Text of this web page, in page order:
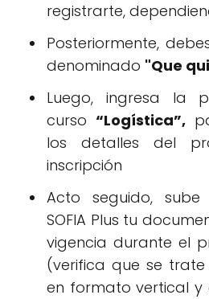
registrarte,
Posteriormente,
denominado "Que
Luego, ingresa la
curso “Logística”,
los detalles del
inscripción
Acto seguido,
SOFIA Plus tu
vigencia durante el
(verifica que se trate
en formato vertical